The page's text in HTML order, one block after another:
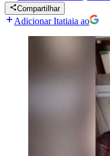
Compartilhar
Adicionar Itatiaia ao